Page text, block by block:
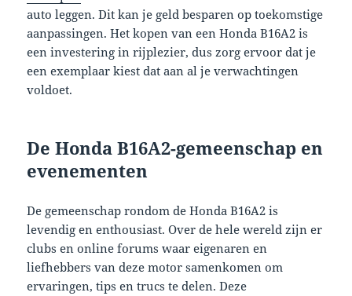
auto leggen. Dit kan je geld besparen op toekomstige
aanpassingen. Het kopen van een Honda B16A2 is
een investering in rijplezier, dus zorg ervoor dat je
een exemplaar kiest dat aan al je verwachtingen
voldoet.
De Honda B16A2-gemeenschap en
evenementen
De gemeenschap rondom de Honda B16A2 is
levendig en enthousiast. Over de hele wereld zijn er
clubs en online forums waar eigenaren en
liefhebbers van deze motor samenkomen om
ervaringen, tips en trucs te delen. Deze